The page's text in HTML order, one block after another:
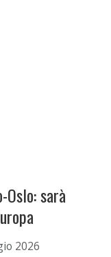
sarà
2026